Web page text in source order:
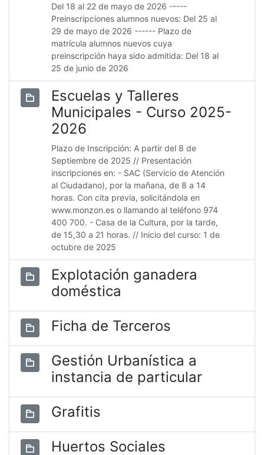
Del 18 al 22 de mayo de 2026 -----
Preinscripciones alumnos nuevos: Del 25 al
29 de mayo de 2026 ------ Plazo de
matrícula alumnos nuevos cuya
preinscripción haya sido admitida: Del 18 al
25 de junio de 2026
Escuelas y Talleres
Municipales - Curso 2025-
2026
Plazo de Inscripción: A partir del 8 de
Septiembre de 2025 // Presentación
inscripciones en: - SAC (Servicio de Atención
al Ciudadano), por la mañana, de 8 a 14
horas. Con cita previa, solicitándola en
www.monzon.es o llamando al teléfono 974
400 700. - Casa de la Cultura, por la tarde,
de 15,30 a 21 horas. // Inicio del curso: 1 de
octubre de 2025
Explotación ganadera
doméstica
Ficha de Terceros
Gestión Urbanística a
instancia de particular
Grafitis
Huertos Sociales